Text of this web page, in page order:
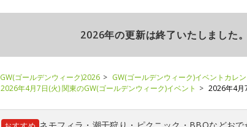
2026年の更新は終了いたしました
GW(ゴールデンウィーク)2026 GW(ゴールデンウィーク)イベントカレ
2026年4月7日(火) 関東のGW(ゴールデンウィーク)イベント
2026年4月